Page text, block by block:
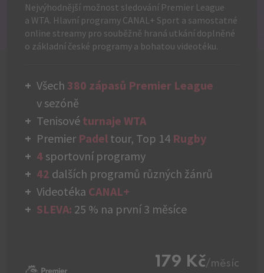
Nejvýhodnější možnost sledování Premier League
a WTA. Hlavní programy CANAL+ Sport a samostatné
online streamy pro souběžně hraná utkání doplněné
o základní české programy a bohatou videotéku.
Všech 380 zápasů Premier League
v sezóně
Tenisové turnaje WTA
Premier Padel tour, Top 14 Rugby
4 sportovní programy
42 dalších programů různých žánrů
Videotéka CANAL+
SLEVA: 25 % na první 3 měsíce
179 Kč/měsíc